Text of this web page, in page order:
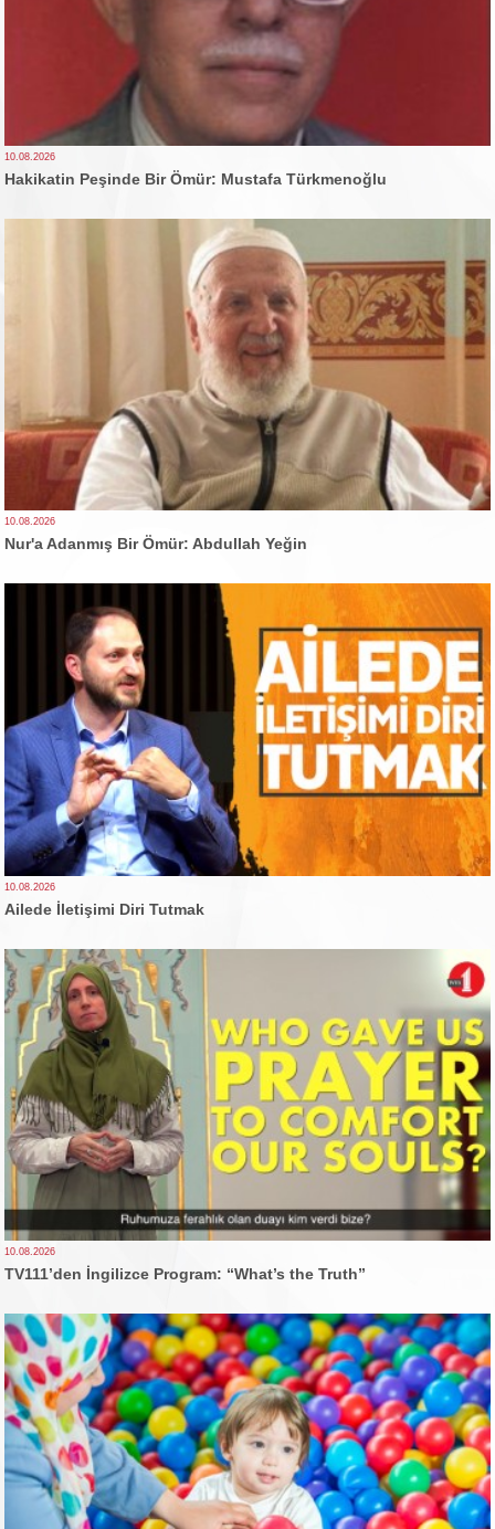
10.08.2026
Hakikatin Peşinde Bir Ömür: Mustafa Türkmenoğlu
10.08.2026
Nur'a Adanmış Bir Ömür: Abdullah Yeğin
10.08.2026
Ailede İletişimi Diri Tutmak
10.08.2026
TV111’den İngilizce Program: “What’s the Truth”